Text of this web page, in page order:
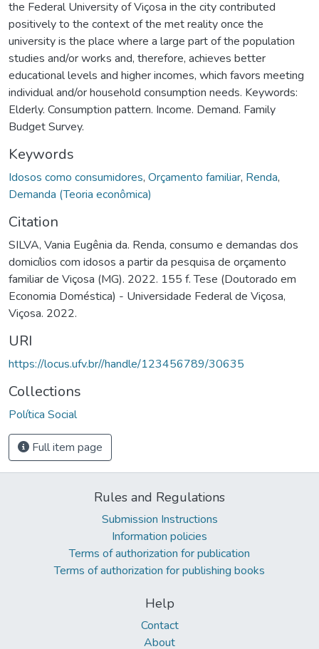
the Federal University of Viçosa in the city contributed
positively to the context of the met reality once the
university is the place where a large part of the population
studies and/or works and, therefore, achieves better
educational levels and higher incomes, which favors meeting
individual and/or household consumption needs. Keywords:
Elderly. Consumption pattern. Income. Demand. Family
Budget Survey.
Keywords
Idosos como consumidores, Orçamento familiar, Renda,
Demanda (Teoria econômica)
Citation
SILVA, Vania Eugênia da. Renda, consumo e demandas dos
domicílios com idosos a partir da pesquisa de orçamento
familiar de Viçosa (MG). 2022. 155 f. Tese (Doutorado em
Economia Doméstica) - Universidade Federal de Viçosa,
Viçosa. 2022.
URI
https://locus.ufv.br//handle/123456789/30635
Collections
Política Social
Full item page
Rules and Regulations
Submission Instructions
Information policies
Terms of authorization for publication
Terms of authorization for publishing books
Help
Contact
About